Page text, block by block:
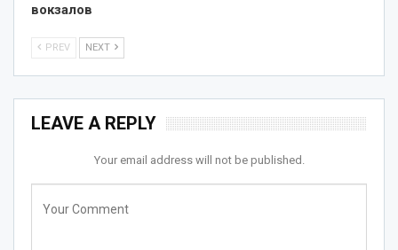
вокзалов
PREV NEXT
LEAVE A REPLY
Your email address will not be published.